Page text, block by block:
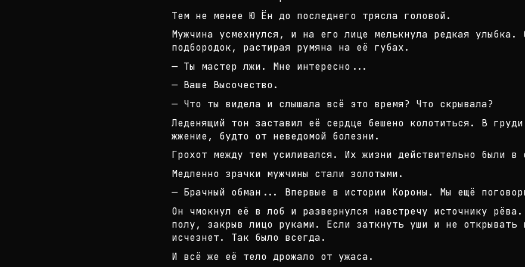
Тем не менее Ю Ён до последнего трясла головой.
Мужчина усмехнулся, и на его лице мелькнула редкая улыбка.
подбородок, растирая румяна на её губах.
— Ты мастер лжи. Мне интересно...
— Ваше Высочество.
— Что ты видела и слышала всё это время? Что скрывала?
Леденящий тон заставил её сердце бешено колотиться. В груди
жжение, будто от неведомой болезни.
Грохот между тем усиливался. Их жизни действительно были в
Медленно зрачки мужчины стали золотыми.
— Брачный обман... Впервые в истории Короны. Мы ещё
Он чмокнул её в лоб и развернулся навстречу источнику
полу, закрыв лицо руками. Если заткнуть уши и не открывать
исчезнет. Так было всегда.
И всё же её тело дрожало от ужаса.